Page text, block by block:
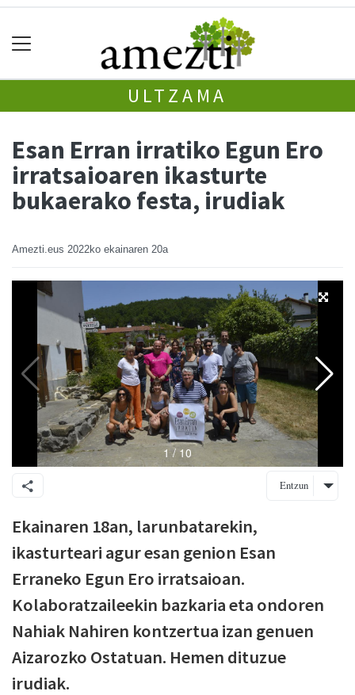
ULTZAMA
Esan Erran irratiko Egun Ero
irratsaioaren ikasturte
bukaerako festa, irudiak
Amezti.eus 2022ko ekainaren 20a
Entzun
Ekainaren 18an, larunbatarekin,
ikasturteari agur esan genion Esan
Erraneko Egun Ero irratsaioan.
Kolaboratzaileekin bazkaria eta ondoren
Nahiak Nahiren kontzertua izan genuen
Aizarozko Ostatuan. Hemen dituzue
irudiak.